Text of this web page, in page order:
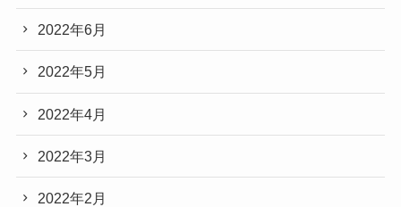
2022年6月
2022年5月
2022年4月
2022年3月
2022年2月